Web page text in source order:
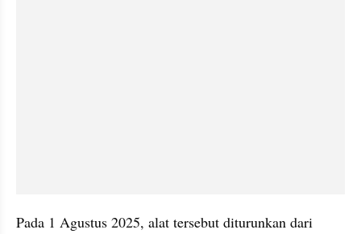
Pada 1 Agustus 2025, alat tersebut diturunkan dari